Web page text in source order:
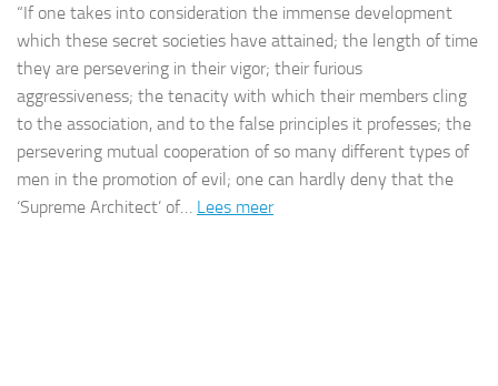
“If one takes into consideration the immense development
which these secret societies have attained; the length of time
they are persevering in their vigor; their furious
aggressiveness; the tenacity with which their members cling
to the association, and to the false principles it professes; the
persevering mutual cooperation of so many different types of
men in the promotion of evil; one can hardly deny that the
‘Supreme Architect’ of… Lees meer